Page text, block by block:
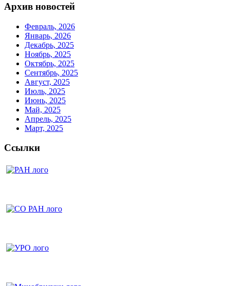
Архив новостей
Февраль, 2026
Январь, 2026
Декабрь, 2025
Ноябрь, 2025
Октябрь, 2025
Сентябрь, 2025
Август, 2025
Июль, 2025
Июнь, 2025
Май, 2025
Апрель, 2025
Март, 2025
Ссылки